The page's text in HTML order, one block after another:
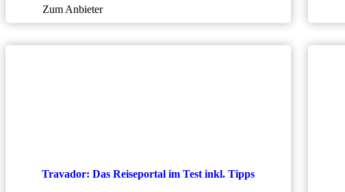
Zum Anbieter
Travador: Das Reiseportal im Test inkl. Tipps